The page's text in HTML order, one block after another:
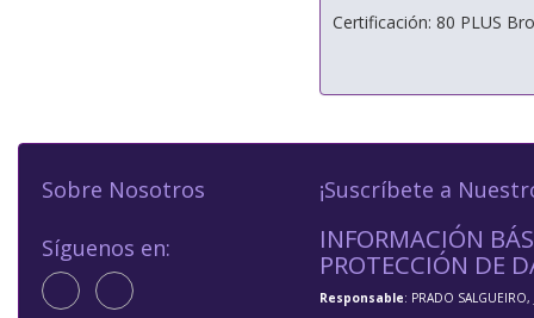
Certificación: 80 PLUS
Sobre Nosotros
Síguenos en:
¡Suscríbete a
INFORMACIÓN
PROTECCIÓN DE
Responsable: PRADO SALGUEIRO,